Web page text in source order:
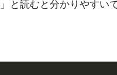
」と読むと分かりやすい